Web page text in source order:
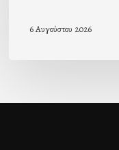
6 Αυγούστου 2026